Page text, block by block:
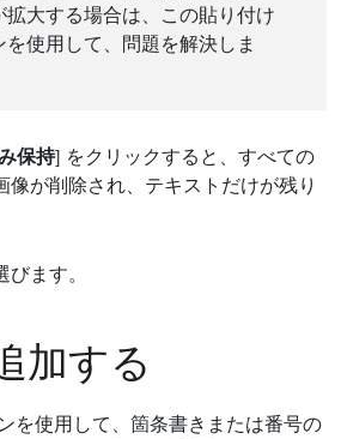
拡大する場合は、この貼り付け
を使用して、問題を解決しま
保持] をクリックすると、すべての
像が削除され、テキストだけが残り
ます。
加する
を使用して、箇条書きまたは番号の